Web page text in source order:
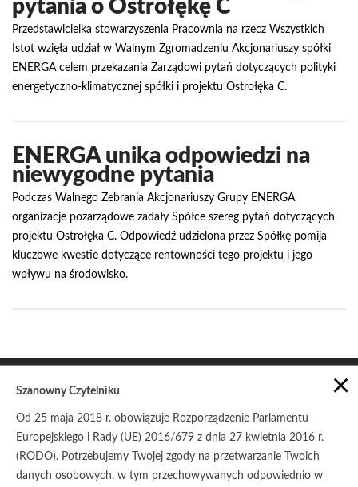
pytania o Ostrołękę C
Przedstawicielka stowarzyszenia Pracownia na rzecz Wszystkich
Istot wzięła udział w Walnym Zgromadzeniu Akcjonariuszy spółki
ENERGA celem przekazania Zarządowi pytań dotyczących polityki
energetyczno-klimatycznej spółki i projektu Ostrołęka C.
ENERGA unika odpowiedzi na
niewygodne pytania
Podczas Walnego Zebrania Akcjonariuszy Grupy ENERGA
organizacje pozarządowe zadały Spółce szereg pytań dotyczących
projektu Ostrołęka C. Odpowiedź udzielona przez Spółkę pomija
kluczowe kwestie dotyczące rentowności tego projektu i jego
wpływu na środowisko.
POLITYKA PRYWATNOŚCI ZASADY UDOSTĘPNIANIA
© Copyright 2017Stowarzyszenie Pracownia na rzecz
×
Szanowny Czytelniku
Od 25 maja 2018 r. obowiązuje Rozporządzenie Parlamentu
Europejskiego i Rady (UE) 2016/679 z dnia 27 kwietnia 2016 r.
(RODO). Potrzebujemy Twojej zgody na przetwarzanie Twoich
danych osobowych, w tym przechowywanych odpowiednio w